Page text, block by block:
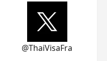
@ThaiVisaFra